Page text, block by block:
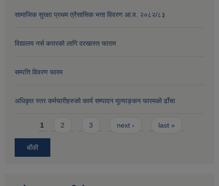
सामाजिक सुरक्षा प्रथम त्रैसासिक भत्ता विवरण आ.व. २०८२/८३
विद्यालय नर्स करारको लागि दरखास्त फाराम
सम्पत्ति विवरण फारम
अधिकृत स्तर कर्मचारीहरुको कार्य सम्पादन मूल्याङ्कन फारमको ढाँचा
Pages
1 2 3 next › last »
बाँकी